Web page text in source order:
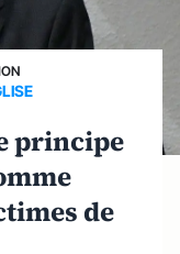
principe
de